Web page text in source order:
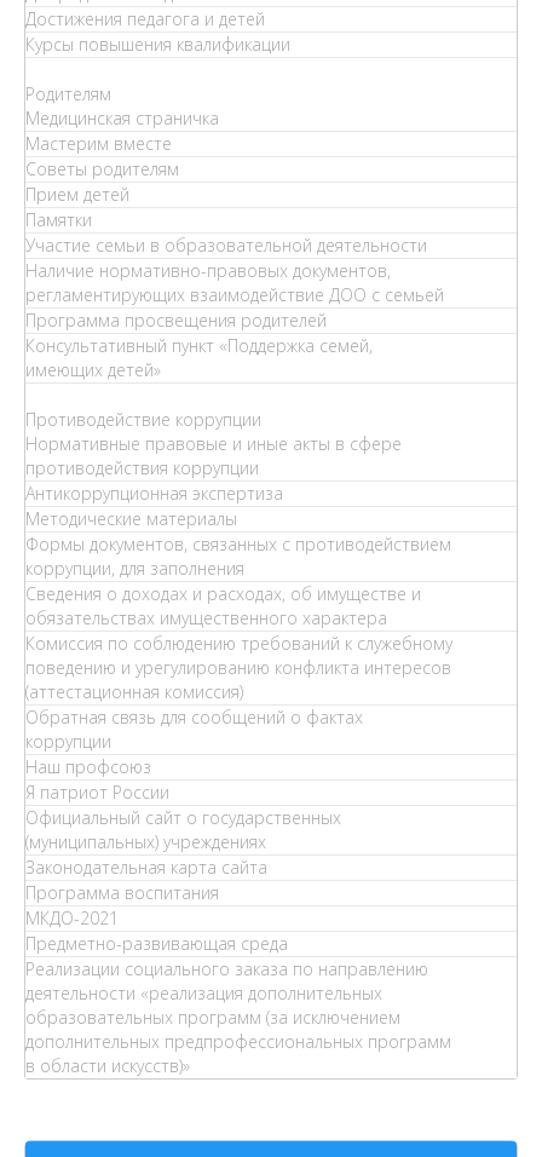
Достижения педагога и детей
Курсы повышения квалификации
Родителям
Медицинская страничка
Мастерим вместе
Советы родителям
Прием детей
Памятки
Участие семьи в образовательной деятельности
Наличие нормативно-правовых документов,
регламентирующих взаимодействие ДОО с семьей
Программа просвещения родителей
Консультативный пункт «Поддержка семей,
имеющих детей»
Противодействие коррупции
Нормативные правовые и иные акты в сфере
противодействия коррупции
Антикоррупционная экспертиза
Методические материалы
Формы документов, связанных с противодействием
коррупции, для заполнения
Сведения о доходах и расходах, об имуществе и
обязательствах имущественного характера
Комиссия по соблюдению требований к служебному
поведению и урегулированию конфликта интересов
(аттестационная комиссия)
Обратная связь для сообщений о фактах
коррупции
Наш профсоюз
Я патриот России
Официальный сайт о государственных
(муниципальных) учреждениях
Законодательная карта сайта
Программа воспитания
МКДО-2021
Предметно-развивающая среда
Реализации социального заказа по направлению
деятельности «реализация дополнительных
образовательных программ (за исключением
дополнительных предпрофессиональных программ
в области искусств)»